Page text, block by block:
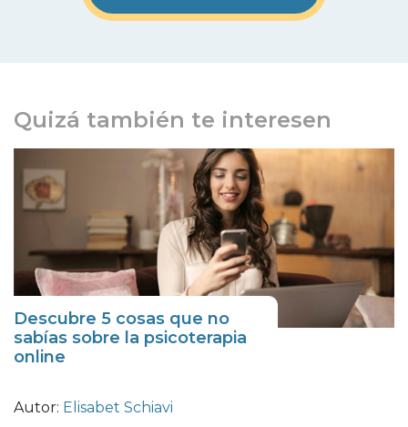
Quizá también te interesen
Descubre 5 cosas que no
sabías sobre la psicoterapia
online
Autor: Elisabet Schiavi